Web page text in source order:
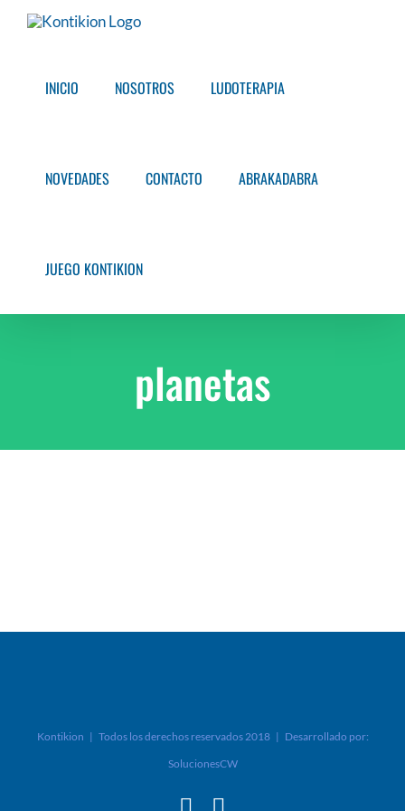
Saltar
INICIO NOSOTROS LUDOTERAPIA
NOVEDADES CONTACTO ABRAKADABRA
JUEGO KONTIKION
planetas
Kontikion | Todos los derechos reservados 2018 | Desarrollado por:
SolucionesCW